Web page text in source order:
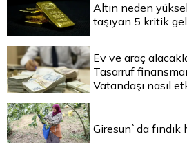
Altın neden
taşıyan 5 kritik
Ev ve araç
Tasarruf
Vatandaşı nasıl
Giresun`da fındık